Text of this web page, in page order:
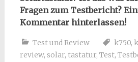
Fragen zum Testbericht?
Kommentar hinterlassen!
Test und Review k750,
review, solar, tastatur, Test,